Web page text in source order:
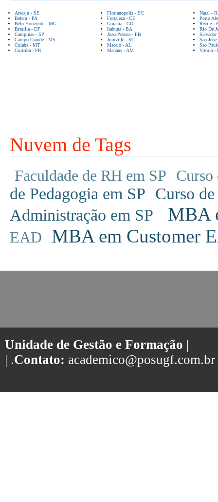
Aracaju - SE
Belem - PA
Belo Horizonte - MG
Brasilia - DF
Campinas - SP
Campo Grande - MS
Cuiaba - MT
Curitiba - PR
Florianopolis - SC
Fortaleza - CE
Goiania - GO
Itabuna - BA
Joao Pessoa - PB
Joinville - SC
Maceio - AL
Manaus - AM
Natal -
Porto
Recife -
Rio De
Sao
Sao
Vitoria -
Nuvem de Tags
Faculdade de RH em SP Curso
de Pedagogia em SP Curso
Administração em SP
MBA
EAD MBA em Customer
Unidade de Gestão e Formação |
| .Contato: academico@posugf.com.br